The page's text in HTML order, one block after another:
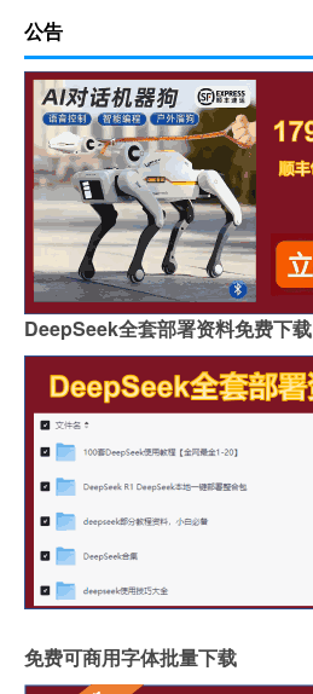
公告
DeepSeek全套部署资料免费下载
免费可商用字体批量下载